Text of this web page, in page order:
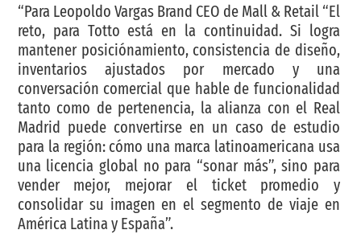
“Para Leopoldo Vargas Brand CEO de Mall & Retail “El
reto, para Totto está en la continuidad. Si logra
mantener posiciónamiento, consistencia de diseño,
inventarios ajustados por mercado y una
conversación comercial que hable de funcionalidad
tanto como de pertenencia, la alianza con el Real
Madrid puede convertirse en un caso de estudio
para la región: cómo una marca latinoamericana usa
una licencia global no para “sonar más”, sino para
vender mejor, mejorar el ticket promedio y
consolidar su imagen en el segmento de viaje en
América Latina y España”.